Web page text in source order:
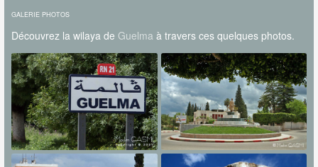
GALERIE PHOTOS
Découvrez la wilaya de Guelmaà travers ces quelques photos.